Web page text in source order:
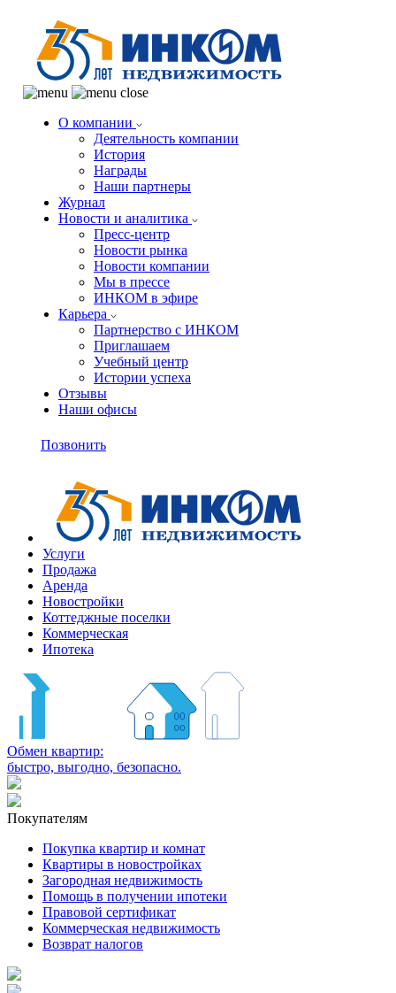
О компании
Деятельность компании
История
Награды
Наши партнеры
Журнал
Новости и аналитика
Пресс-центр
Новости рынка
Новости компании
Мы в прессе
ИНКОМ в эфире
Карьера
Партнерство с ИНКОМ
Приглашаем
Учебный центр
Истории успеха
Отзывы
Наши офисы
Позвонить
Услуги
Продажа
Аренда
Новостройки
Коттеджные поселки
Коммерческая
Ипотека
Обмен квартир:
быстро, выгодно, безопасно.
Покупателям
Покупка квартир и комнат
Квартиры в новостройках
Загородная недвижимость
Помощь в получении ипотеки
Правовой сертификат
Коммерческая недвижимость
Возврат налогов